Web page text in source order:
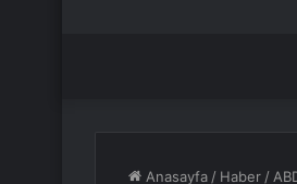
Anasayfa / Haber /